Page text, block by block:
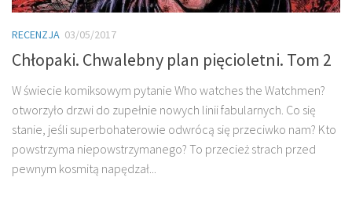
RECENZJA 03/05/2017
Chłopaki. Chwalebny plan pięcioletni. Tom 2
W świecie komiksowym pytanie Who watches the Watchmen?
otworzyło drzwi do zupełnie nowych linii fabularnych. Co się
stanie, jeśli superbohaterowie odwrócą się przeciwko nam? Kto
powstrzyma niepowstrzymanego? To przecież strach przed
pewnym kosmitą napędzał...